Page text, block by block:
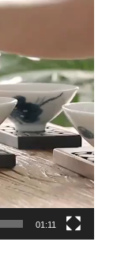
01:11